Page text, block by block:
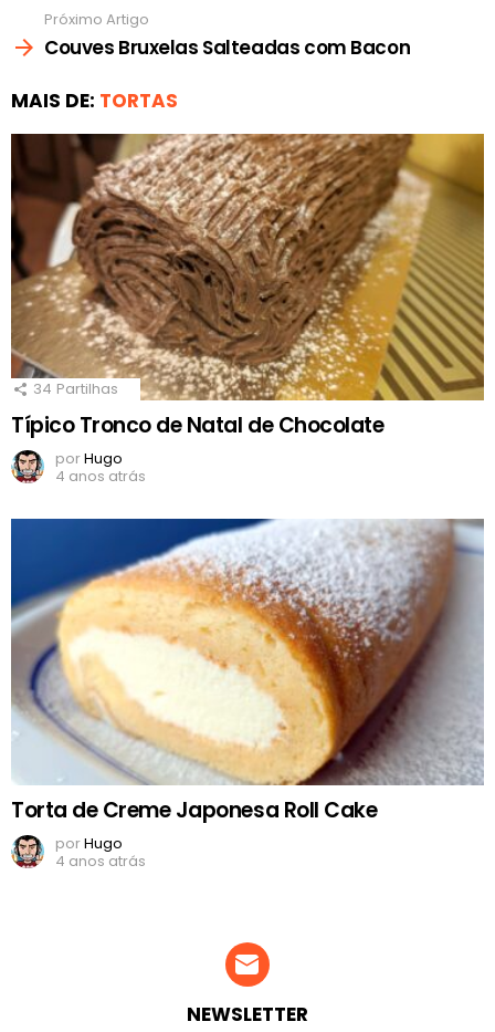
Próximo Artigo
Couves Bruxelas Salteadas com Bacon
MAIS DE: TORTAS
34 Partilhas
Típico Tronco de Natal de Chocolate
porHugo
4 anos atrás
Torta de Creme Japonesa Roll Cake
porHugo
4 anos atrás
NEWSLETTER